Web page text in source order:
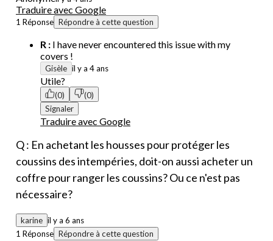
Traduire avec Google
1 Réponse Répondre à cette question
R : I have never encountered this issue with my
covers !
Gisèle il y a 4 ans
Utile?
(0)
(0)
Signaler
Traduire avec Google
Q : En achetant les housses pour protéger les
coussins des intempéries, doit-on aussi acheter un
coffre pour ranger les coussins? Ou ce n'est pas
nécessaire?
karine il y a 6 ans
1 Réponse Répondre à cette question